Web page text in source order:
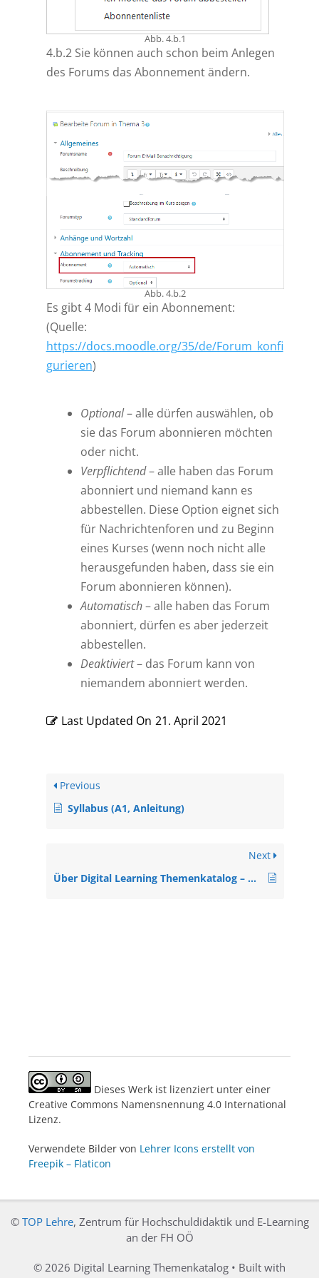
Abb. 4.b.1
4.b.2 Sie können auch schon beim Anlegen
des Forums das Abonnement ändern.
Abb. 4.b.2
Es gibt 4 Modi für ein Abonnement:
(Quelle:
https://docs.moodle.org/35/de/Forum_konfi
gurieren)
Optional– alle dürfen auswählen, ob
sie das Forum abonnieren möchten
oder nicht.
Verpflichtend– alle haben das Forum
abonniert und niemand kann es
abbestellen. Diese Option eignet sich
für Nachrichtenforen und zu Beginn
eines Kurses (wenn noch nicht alle
herausgefunden haben, dass sie ein
Forum abonnieren können).
Automatisch– alle haben das Forum
abonniert, dürfen es aber jederzeit
abbestellen.
Deaktiviert– das Forum kann von
niemandem abonniert werden.
Last Updated On 21. April 2021
Previous
Syllabus (A1, Anleitung)
Next
Über Digital Learning Themenkatalog – DLT (Alle Niveaus, Material)
Dieses Werk ist lizenziert unter einer
Creative Commons Namensnennung 4.0 International
Lizenz.
Verwendete Bilder von Lehrer Icons erstellt von
Freepik – Flaticon
© TOP Lehre, Zentrum für Hochschuldidaktik und E-Learning
an der FH OÖ
© 2026 Digital Learning Themenkatalog • Built with